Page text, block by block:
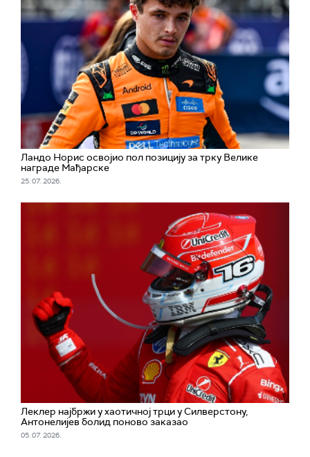
Ландо Норис освојио пол позицију за трку Велике
награде Мађарске
25. 07. 2026.
Леклер најбржи у хаотичној трци у Силверстону,
Антонелијев болид поново заказао
05. 07. 2026.